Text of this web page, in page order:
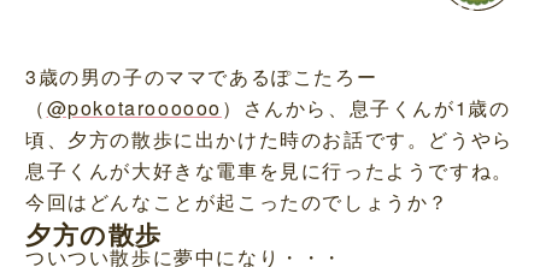
3歳の男の子のママであるぽこたろー
（@pokotaroooooo）さんから、息子くんが1歳の
頃、夕方の散歩に出かけた時のお話です。どうやら
息子くんが大好きな電車を見に行ったようですね。
今回はどんなことが起こったのでしょうか？
夕方の散歩
ついつい散歩に夢中になり・・・